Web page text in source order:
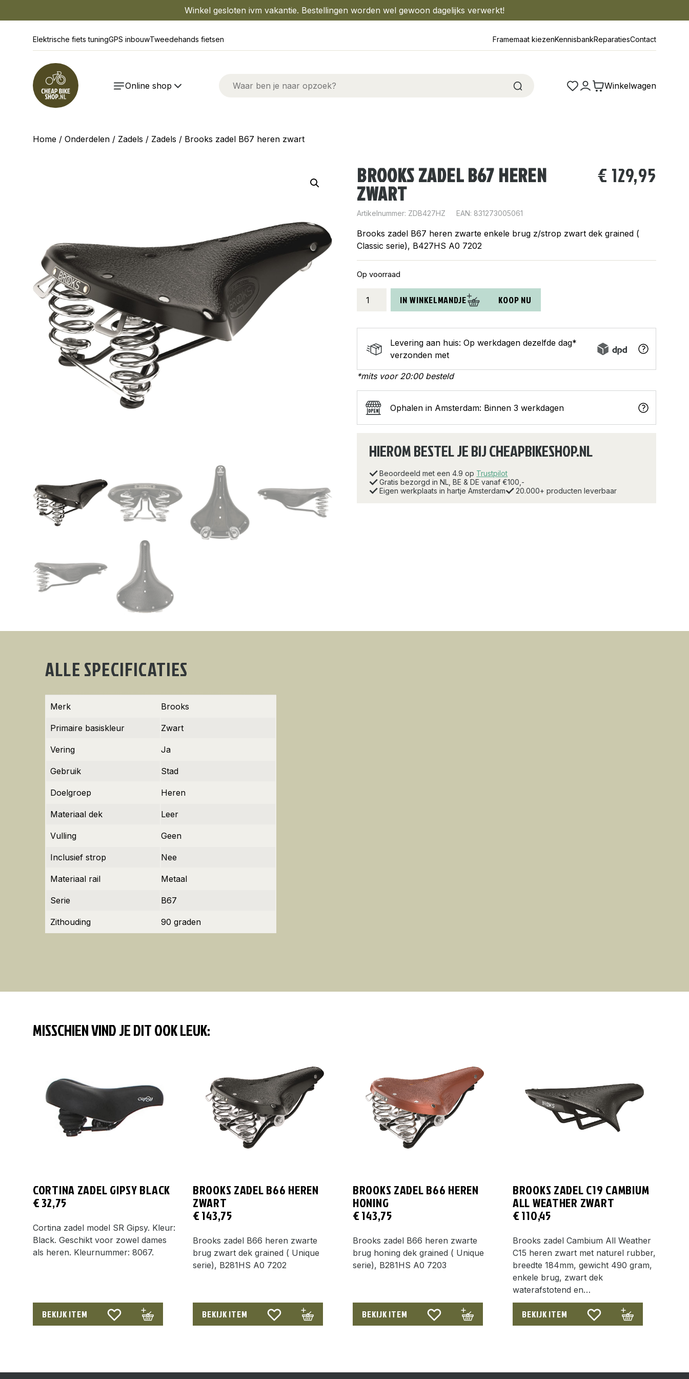
Winkel gesloten ivm vakantie. Bestellingen worden wel gewoon dagelijks verwerkt!
Elektrische fiets tuningGPS inbouwTweedehands fietsen Framemaat kiezenKennisbankReparatiesContact
Online shop Winkelwagen
Home / Onderdelen / Zadels / Zadels / Brooks zadel B67 heren zwart
BROOKS ZADEL B67 HEREN
ZWART
€ 129,95
Artikelnummer: ZDB427HZ EAN: 831273005061
Brooks zadel B67 heren zwarte enkele brug z/strop zwart dek grained (
Classic serie), B427HS A0 7202
Op voorraad
zadel
heren
zwart
aantal
IN WINKELMANDJE KOOP NU
Levering aan huis: Op werkdagen dezelfde dag*
verzonden met
*mits voor 20:00 besteld
Ophalen in Amsterdam: Binnen 3 werkdagen
HIEROM BESTEL JE BIJ CHEAPBIKESHOP.NL
Beoordeeld met een 4.9 op Trustpilot
Gratis bezorgd in NL, BE & DE vanaf €100,-
Eigen werkplaats in hartje Amsterdam
20.000+ producten leverbaar
ALLE SPECIFICATIES
Merk Brooks
Primaire basiskleur Zwart
Vering Ja
Gebruik Stad
Doelgroep Heren
Materiaal dek Leer
Vulling Geen
Inclusief strop Nee
Materiaal rail Metaal
Serie B67
Zithouding 90 graden
MISSCHIEN VIND JE DIT OOK LEUK:
CORTINA ZADEL GIPSY BLACK
€32,75
Cortina zadel model SR Gipsy. Kleur:
Black. Geschikt voor zowel dames
als heren. Kleurnummer: 8067.
BEKIJK ITEM
BROOKS ZADEL B66 HEREN
ZWART
€143,75
Brooks zadel B66 heren zwarte
brug zwart dek grained ( Unique
serie), B281HS A0 7202
BEKIJK ITEM
BROOKS ZADEL B66 HEREN
HONING
€143,75
Brooks zadel B66 heren zwarte
brug honing dek grained ( Unique
serie), B281HS A0 7203
BEKIJK ITEM
BROOKS ZADEL C19 CAMBIUM
ALL WEATHER ZWART
€110,45
Brooks zadel Cambium All Weather
C15 heren zwart met naturel rubber,
breedte 184mm, gewicht 490 gram,
enkele brug, zwart dek
waterafstotend en…
BEKIJK ITEM